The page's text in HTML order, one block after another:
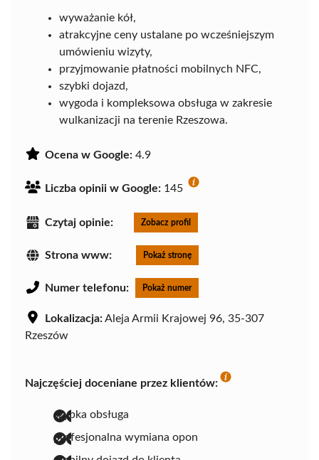
wyważanie kół,
atrakcyjne ceny ustalane po wcześniejszym
umówieniu wizyty,
przyjmowanie płatności mobilnych NFC,
szybki dojazd,
wygoda i kompleksowa obsługa w zakresie
wulkanizacji na terenie Rzeszowa.
Ocena w Google: 4.9
Liczba opinii w Google: 145
Czytaj opinie: Zobacz profil
Strona www: Pokaż stronę
Numer telefonu: Pokaż numer
Lokalizacja:Aleja Armii Krajowej 96, 35-307
Rzeszów
Najczęściej doceniane przez klientów:
szybka obsługa
profesjonalna wymiana opon